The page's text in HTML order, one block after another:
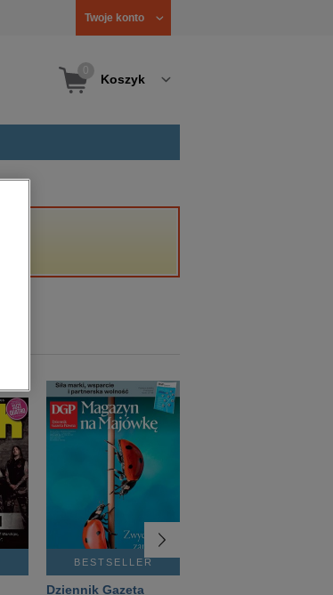
Twoje konto
Koszyk
BESTSELLER
Dziennik Gazeta